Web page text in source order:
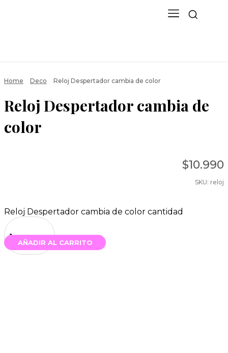
Home Deco Reloj Despertador cambia de color
Reloj Despertador cambia de
color
$10.990
SKU: reloj
Reloj Despertador cambia de color cantidad
AÑADIR AL CARRITO